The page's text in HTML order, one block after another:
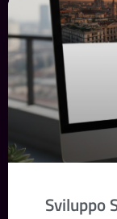
Sviluppo